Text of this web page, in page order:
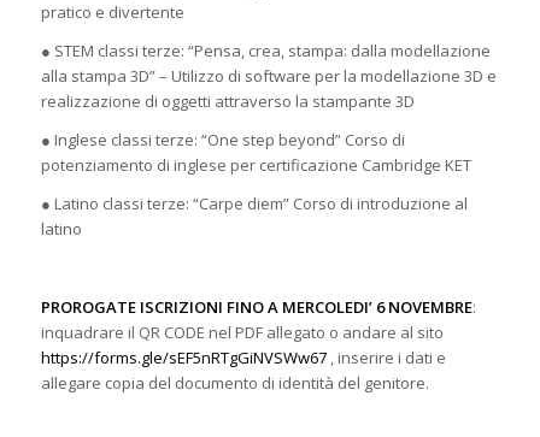
pratico e divertente
● STEM classi terze: “Pensa, crea, stampa: dalla modellazione
alla stampa 3D” – Utilizzo di software per la modellazione 3D e
realizzazione di oggetti attraverso la stampante 3D
● Inglese classi terze: “One step beyond” Corso di
potenziamento di inglese per certificazione Cambridge KET
● Latino classi terze: “Carpe diem” Corso di introduzione al
latino
PROROGATE ISCRIZIONI FINO A MERCOLEDI’ 6 NOVEMBRE:
inquadrare il QR CODE nel PDF allegato o andare al sito
https://forms.gle/sEF5nRTgGiNVSWw67, inserire i dati e
allegare copia del documento di identità del genitore.